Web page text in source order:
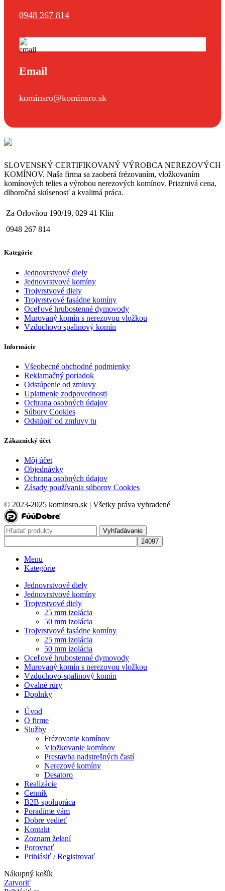
0948 267 814
Email
kominsro@kominsro.sk
SLOVENSKÝ CERTIFIKOVANÝ VÝROBCA NEREZOVÝCH
KOMÍNOV. Naša firma sa zaoberá frézovaním, vložkovaním
komínových telies a výrobou nerezových komínov. Priaznivá cena,
dlhoročná skúsenosť a kvalitná práca.
Za Orlovňou 190/19, 029 41 Klin
0948 267 814
Kategórie
Jednovrstvové diely
Jednovrstvové komíny
Trojvrstvové diely
Trojvrstvové fasádne komíny
Oceľové hrubostenné dymovody
Murovaný komín s nerezovou vložkou
Vzduchovo spalinový komín
Informácie
Všeobecné obchodné podmienky
Reklamačný poriadok
Odstúpenie od zmluvy
Uplatnenie zodpovednosti
Ochrana osobných údajov
Súbory Cookies
Odstúpiť od zmluvy tu
Zákaznický účet
Môj účet
Objednávky
Ochrana osobných údajov
Zásady používania súborov Cookies
© 2023-2025 kominsro.sk | Všetky práva vyhradené
Vyhľadávanie
Menu
Kategórie
Jednovrstvové diely
Jednovrstvové komíny
Trojvrstvové diely
25 mm izolácia
50 mm izolácia
Trojvrstvové fasádne komíny
25 mm izolácia
50 mm izolácia
Oceľové hrubostenné dymovody
Murovaný komín s nerezovou vložkou
Vzduchovo-spalinový komín
Ovalné rúry
Doplnky
Úvod
O firme
Služby
Frézovanie komínov
Vložkovanie komínov
Prestavba nadstrešných častí
Nerezové komíny
Desatoro
Realizácie
Cenník
B2B spolupráca
Poradíme vám
Dobre vedieť
Kontakt
Zoznam želaní
Porovnať
Prihlásiť / Registrovať
Nákupný košík
Zatvoriť